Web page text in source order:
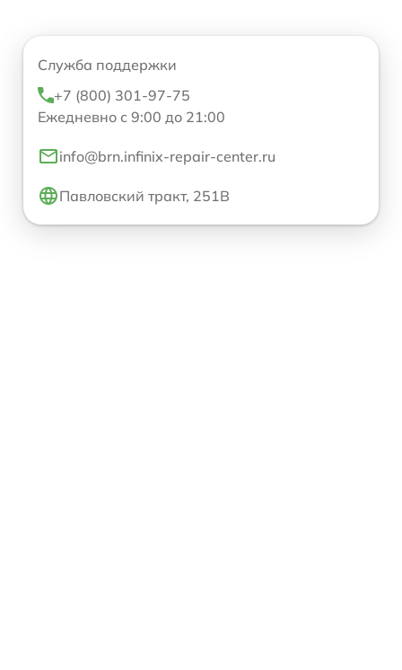
Служба поддержки
+7 (800) 301-97-75
Ежедневно с 9:00 до 21:00
info@brn.infinix-repair-center.ru
Павловский тракт, 251В